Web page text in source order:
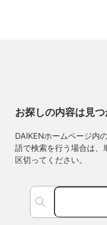
お探しの内容は見
DAIKENホームページ内
語で検索を行う場合は、
区切ってください。